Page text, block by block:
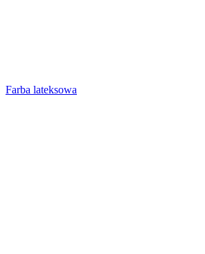
Farba lateksowa